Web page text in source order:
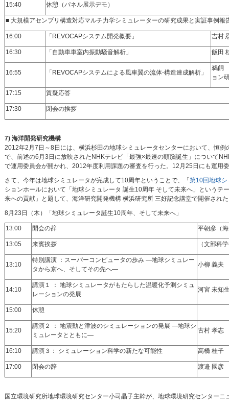
15:40 休憩（パネル展示デモ）
■ 大規模アセンブリ構造対応マルチ力学シミュレーターの研究成果と実証事例報
16:00 「REVOCAPシステム開発概要」 吉村
16:30 「自動車車室内振動騒音解析」 飯田
16:55 「REVOCAPシステムによる風車翼の流体-構造連成解析」
鵜飼
ョン
17:15 質疑応答
17:30 閉会の挨拶
7) 海洋開発研究機構
2012年2月7日～8日には、横浜杉田の地球シミュレータセンターにおいて、恒例
で、前述の6月3日に放映されたNHKテレビ「最強×最速の頭脳誕生」について
で運用委員会が開かれ、2012年度利用課題の審査を行った。12月25日にも運用
さて、今年は地球シミュレータが完成して10周年ということで、「 第10回地球
ションホールにおいて「地球シミュレータ 誕生10周年 そして未来へ」という
来への貢献」と題して、海洋研究開発機構 横浜研究所 三好記念講堂で開催され
8月23日（木）「地球シミュレータ誕生10周年、そして未来へ」
13:00 開会の辞 平朝彦（
13:05 来賓挨拶 （文部科
13:10
特別講演 ：スーパーコンピュータの歩み —地球シミュレー
タから京へ、そしてその先へ—
小柳 義夫
14:10
講演１ ： 地球シミュレータがもたらした温暖化予測シミュ
レーションの発展
河宮 未知
15:00 休憩
15:20
講演２ ： 地震動と津波のシミュレーションの発展 —地球シ
ミュレータとともに—
古村 孝志
16:10 講演３： シミュレーション科学の新たな可能性 高橋 桂子
17:00 閉会の辞 渡邉 國彦
国立環境研究所地球環境研究センター小司晶子主幹が、地球環境研究センター